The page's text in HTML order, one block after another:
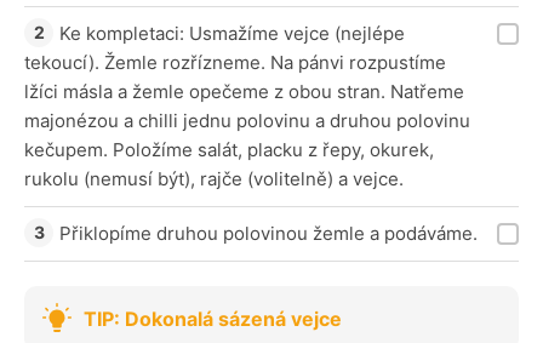
Ke kompletaci: Usmažíme vejce (nejlépe
tekoucí). Žemle rozřízneme. Na pánvi rozpustíme
lžíci másla a žemle opečeme z obou stran. Natřeme
majonézou a chilli jednu polovinu a druhou polovinu
kečupem. Položíme salát, placku z řepy, okurek,
rukolu (nemusí být), rajče (volitelně) a vejce.
Přiklopíme druhou polovinou žemle a podáváme.
TIP: Dokonalá sázená vejce